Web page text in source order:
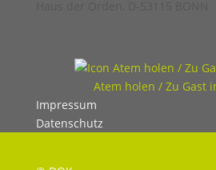
Atem holen / Zu Gast
Impressum
Datenschutz